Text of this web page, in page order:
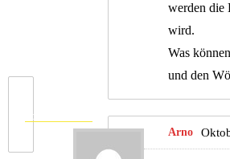
Vorhergehende
werden die
wird.
Was
und den
Arno